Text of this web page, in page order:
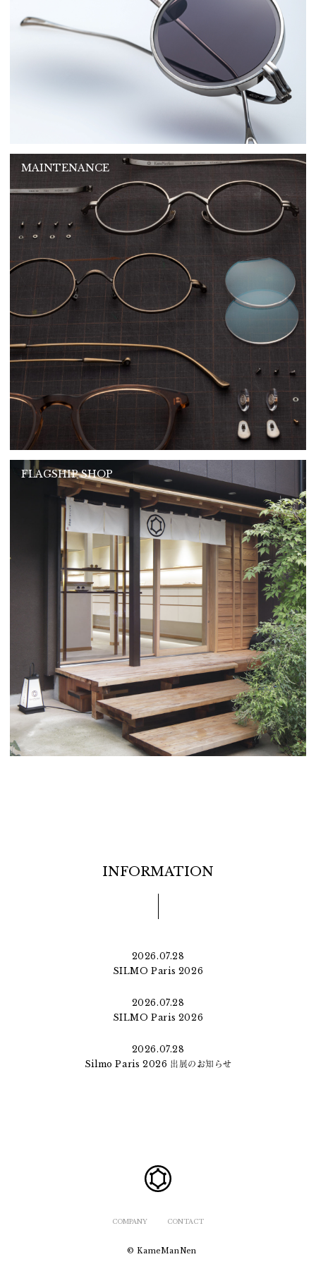
MAINTENANCE
FLAGSHIP SHOP
INFORMATION
2026.07.28
SILMO Paris 2026
2026.07.28
SILMO Paris 2026
2026.07.28
Silmo Paris 2026 出展のお知らせ
COMPANY CONTACT
© KameManNen